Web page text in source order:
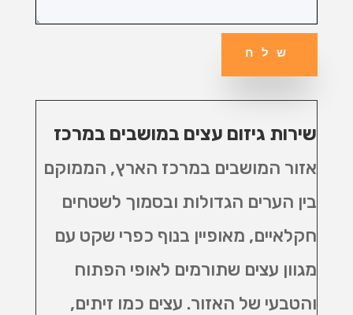
שלח
שירות גיזום עצים במושבים במרכז
אזור המושבים במרכז הארץ, הממוקם
בין הערים הגדולות ובסמוך לשטחים
חקלאיים, מאופיין בנוף כפרי שקט עם
מגוון עצים שתורמים לאופי הפתוח
והטבעי של האזור. עצים כמו זיתים,